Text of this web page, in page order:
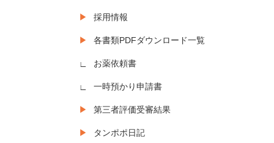
採用情報
各書類PDFダウンロード一覧
お薬依頼書
一時預かり申請書
第三者評価受審結果
タンポポ日記